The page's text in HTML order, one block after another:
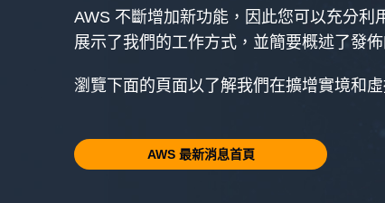
AWS 不斷增加新功能，因此您可以充分
展示了我們的工作方式，並簡要概述了發
瀏覽下面的頁面以了解我們在擴增實境和
AWS 最新消息首頁